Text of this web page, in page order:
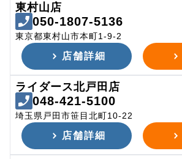
東村山店
050-1807-5136
東京都東村山市本町1-9-2
店舗詳細
ライダース北戸田店
048-421-5100
埼玉県戸田市笹目北町10-22
店舗詳細